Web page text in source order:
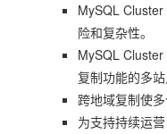
MySQL
险和复杂性。
MySQL
复制功能的多站
跨地域复制使
为支持持续运